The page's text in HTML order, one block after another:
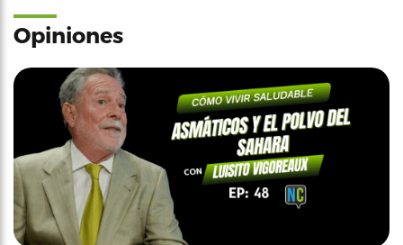
Opiniones